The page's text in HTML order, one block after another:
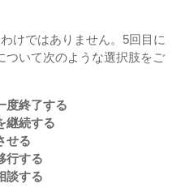
けではありません。5回目に
ついて次のような選択肢をご
度終了する
継続する
せる
行する
談する